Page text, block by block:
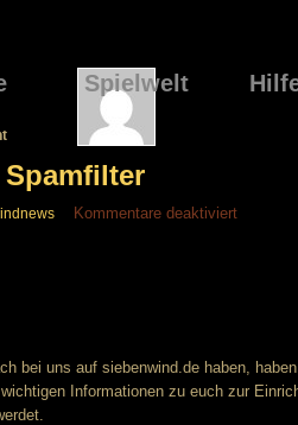
Spielwelt
Kommentare deaktiviertfür
bei uns auf siebenwind.de haben,
Informationen zu euch zur